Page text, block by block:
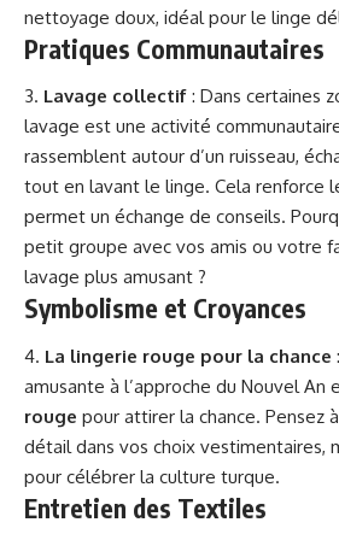
nettoyage doux, idéal pour le linge
Pratiques Communautaires
3. Lavage collectif : Dans certaines
lavage est une activité
rassemblent autour d’un ruisseau,
tout en lavant le linge. Cela renforce
permet un échange de conseils.
petit groupe avec vos amis ou votre
lavage plus amusant ?
Symbolisme et Croyances
4. La lingerie rouge pour la chance
amusante à l’approche du Nouvel An
rouge pour attirer la chance. Pensez
détail dans vos choix vestimentaires,
pour célébrer la culture turque.
Entretien des Textiles